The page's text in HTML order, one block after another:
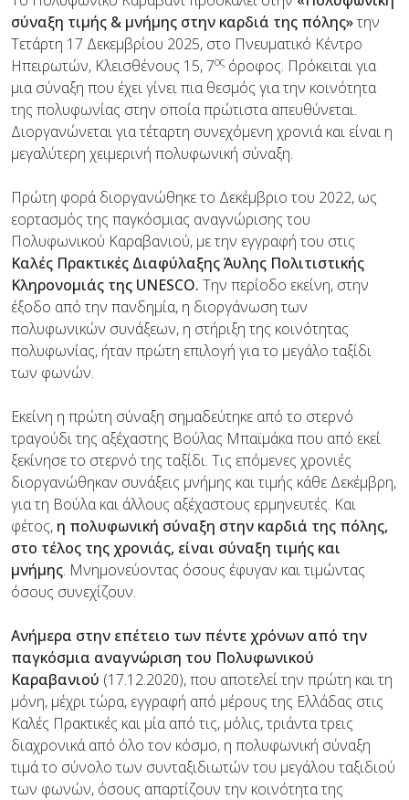
σύναξη τιμής & μνήμης στην καρδιά της πόλης»την
Τετάρτη 17 Δεκεμβρίου 2025, στο Πνευματικό Κέντρο
Ηπειρωτών, Κλεισθένους 15, 7ος όροφος. Πρόκειται για
μια σύναξη που έχει γίνει πια θεσμός για την κοινότητα
της πολυφωνίας στην οποία πρώτιστα απευθύνεται.
Διοργανώνεται για τέταρτη συνεχόμενη χρονιά και είναι η
μεγαλύτερη χειμερινή πολυφωνική σύναξη.
Πρώτη φορά διοργανώθηκε το Δεκέμβριο του 2022, ως
εορτασμός της παγκόσμιας αναγνώρισης του
Πολυφωνικού Καραβανιού, με την εγγραφή του στις
Καλές Πρακτικές Διαφύλαξης Άυλης Πολιτιστικής
Κληρονομιάς της UNESCO. Την περίοδο εκείνη, στην
έξοδο από την πανδημία, η διοργάνωση των
πολυφωνικών συνάξεων, η στήριξη της κοινότητας
πολυφωνίας, ήταν πρώτη επιλογή για το μεγάλο ταξίδι
των φωνών.
Εκείνη η πρώτη σύναξη σημαδεύτηκε από το στερνό
τραγούδι της αξέχαστης Βούλας Μπαϊμάκα που από εκεί
ξεκίνησε το στερνό της ταξίδι. Τις επόμενες χρονιές
διοργανώθηκαν συνάξεις μνήμης και τιμής κάθε Δεκέμβρη,
για τη Βούλα και άλλους αξέχαστους ερμηνευτές. Και
φέτος, η πολυφωνική σύναξη στην καρδιά της πόλης,
στο τέλος της χρονιάς, είναι σύναξη τιμής και
μνήμης. Μνημονεύοντας όσους έφυγαν και τιμώντας
όσους συνεχίζουν.
Ανήμερα στην επέτειο των πέντε χρόνων από την
παγκόσμια αναγνώριση του Πολυφωνικού
Καραβανιού (17.12.2020), που αποτελεί την πρώτη και τη
μόνη, μέχρι τώρα, εγγραφή από μέρους της Ελλάδας στις
Καλές Πρακτικές και μία από τις, μόλις, τριάντα τρεις
διαχρονικά από όλο τον κόσμο, η πολυφωνική σύναξη
τιμά το σύνολο των συνταξιδιωτών του μεγάλου ταξιδιού
των φωνών, όσους απαρτίζουν την κοινότητα της